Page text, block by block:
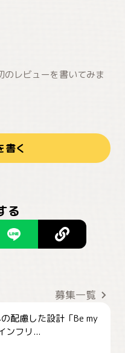
のレビューを書いてみま
書く
る
募集一覧
配慮した設計「Be my
ンフリ...